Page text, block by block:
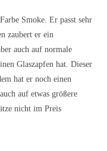
Smoke. Er passt sehr
zaubert er ein
auch auf normale
Glaszapfen hat. Dieser
hat er noch einen
auf etwas größere
nicht im Preis